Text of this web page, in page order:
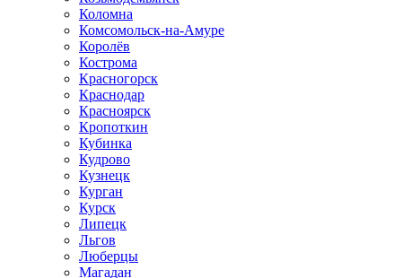
Коломна
Комсомольск-на-Амуре
Королёв
Кострома
Красногорск
Краснодар
Красноярск
Кропоткин
Кубинка
Кудрово
Кузнецк
Курган
Курск
Липецк
Льгов
Люберцы
Магадан